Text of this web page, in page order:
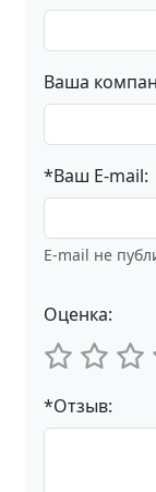
Ваша
*Ваш E-mail:
E-mail не
Оценка:
*Отзыв: